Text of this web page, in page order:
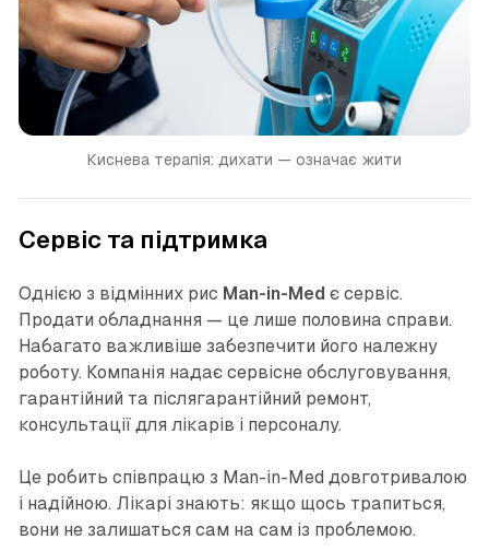
Киснева терапія: дихати — означає жити
Сервіс та підтримка
Однією з відмінних рис Man-in-Med є сервіс.
Продати обладнання — це лише половина справи.
Набагато важливіше забезпечити його належну
роботу. Компанія надає сервісне обслуговування,
гарантійний та післягарантійний ремонт,
консультації для лікарів і персоналу.
Це робить співпрацю з Man-in-Med довготривалою
і надійною. Лікарі знають: якщо щось трапиться,
вони не залишаться сам на сам із проблемою.